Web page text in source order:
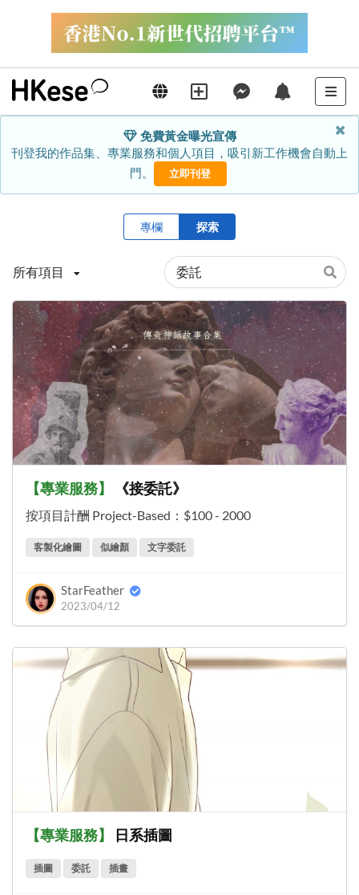
免費黃金曝光宣傳
刊登我的作品集、專業服務和個人項目，吸引新工作機會自動上
門。
立即刊登
專欄 探索
所有項目
【專業服務】 《接委託》
按項目計酬 Project-Based ： $100 - 2000
客製化繪圖 似繪顏 文字委託
StarFeather
2023/04/12
【專業服務】 日系插圖
插圖 委託 插畫